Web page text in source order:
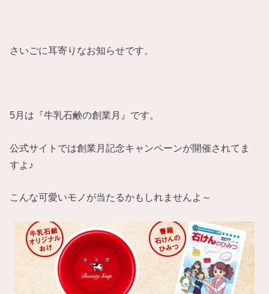
さいごに耳寄りなお知らせです。
5月は『牛乳石鹸の創業月』です。
公式サイトでは創業月記念キャンペーンが開催されてま
すよ♪
こんな可愛いモノが当たるかもしれませんよ～